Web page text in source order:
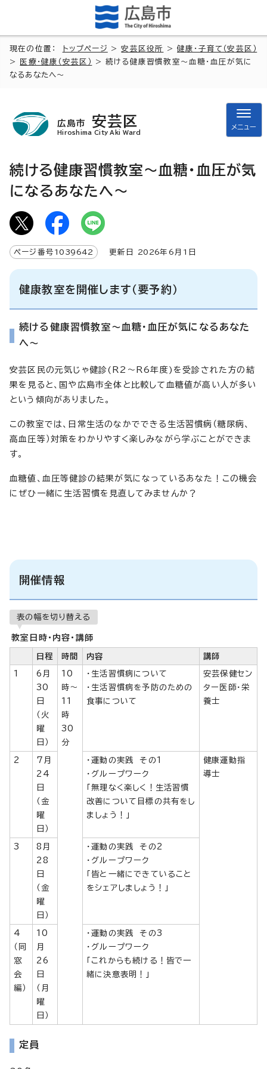
現在の位置： トップページ >安芸区役所 >健康・子育て（安芸区）
>
医療・健康（安芸区）
> 続ける健康習慣教室～血糖・血圧が気に
なるあなたへ～
広島市 安芸区
Hiroshima City Aki Ward
メニュー
続ける健康習慣教室～血糖・血圧が気
になるあなたへ～
ページ番号 1039642 更新日 2026年6月1日
健康教室を開催します（要予約）
続ける健康習慣教室～血糖・血圧が気になるあなた
へ～
安芸区民の元気じゃ健診(R2～R6年度)を受診された方の結
果を見ると、国や広島市全体と比較して血糖値が高い人が多い
という傾向がありました。
この教室では、日常生活のなかでできる生活習慣病（糖尿病、
高血圧等）対策をわかりやすく楽しみながら学ぶことができま
す。
血糖値、血圧等健診の結果が気になっているあなた！この機会
にぜひ一緒に生活習慣を見直してみませんか？
開催情報
表の幅を切り替える
教室日時・内容・講師
日程 時間 内容 講師
1
6月
30
日
（火
曜
日）
10
時～
11
時
30
分
・生活習慣病について
・生活習慣病を予防のための
食事について
安芸保健セン
ター医師・栄
養士
2
7月
24
日
（金
曜
日）
・運動の実践 その1
・グループワーク
「無理なく楽しく！生活習慣
改善について目標の共有をし
ましょう！」
健康運動指
導士
3
8月
28
日
（金
曜
日）
・運動の実践 その2
・グループワーク
「皆と一緒にできていること
をシェアしましょう！」
4
（同
窓
会
編）
10
月
26
日
（月
曜
日）
・運動の実践 その3
・グループワーク
「これからも続ける！皆で一
緒に決意表明！」
定員